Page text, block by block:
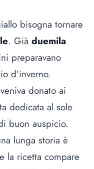
bisogna tornare
. Già duemila
preparavano
d’inverno.
donato ai
dedicata al sole
buon auspicio.
lunga storia è
la ricetta compare